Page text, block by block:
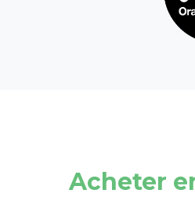
Acheter